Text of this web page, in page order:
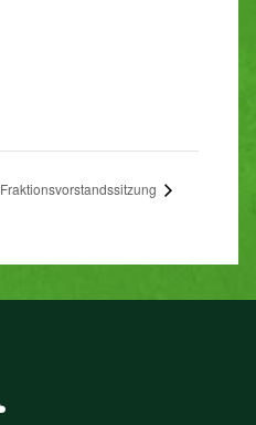
Fraktionsvorstandssitzung